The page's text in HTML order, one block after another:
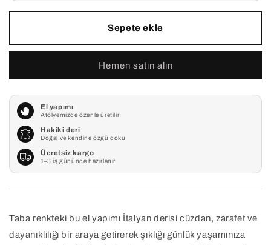
ultra
için
ultra
için
adedi
artırın
Sepete ekle
Hemen satın alın
El yapımı
Atölyemizde özenle üretilir
Hakiki deri
Doğal ve kendine özgü doku
Ücretsiz kargo
1–3 iş gününde hazırlanır
Taba renkteki bu el yapımı İtalyan derisi cüzdan, zarafet ve
dayanıklılığı bir araya getirerek şıklığı günlük yaşamınıza